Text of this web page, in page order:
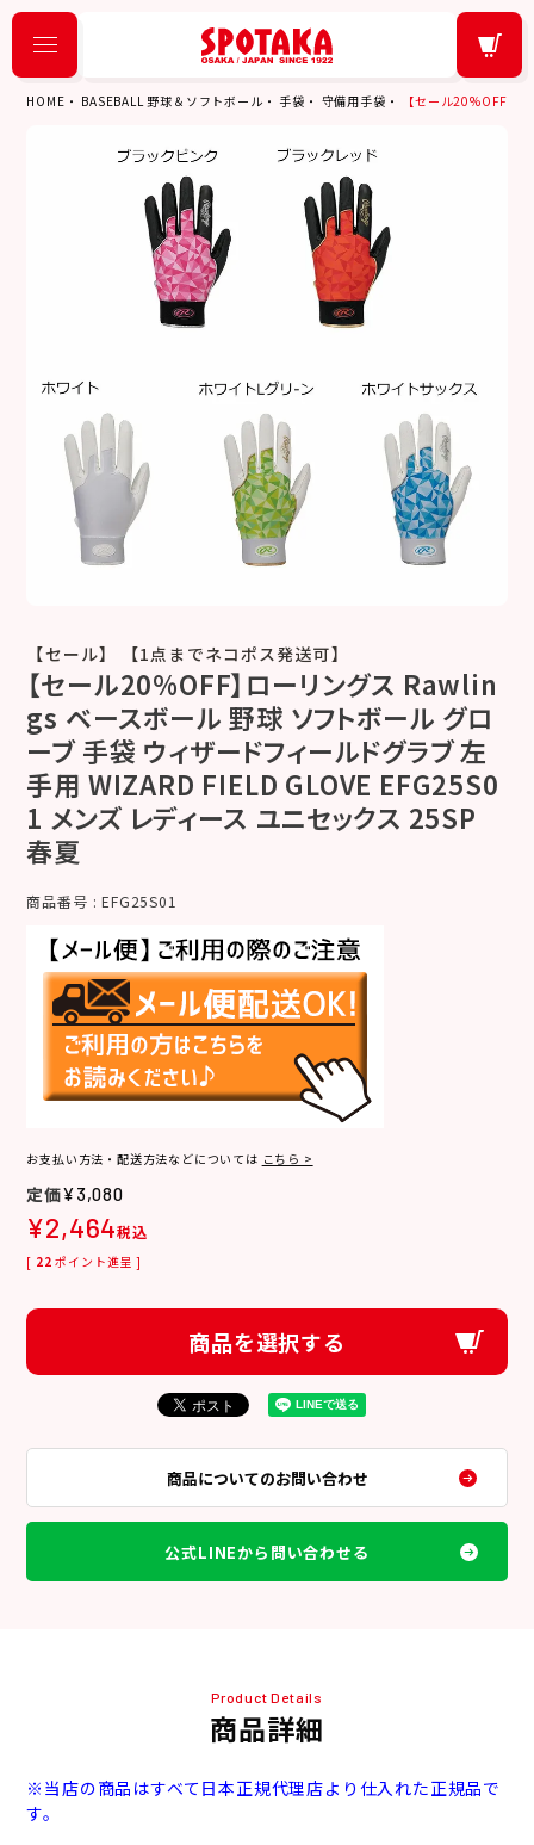
HOME BASEBALL 野球＆ソフトボール 手袋 守備用手袋 【セール20%OFF】
【セール】 【1点までネコポス発送可】
【セール20%OFF】ローリングス Rawlin
gs ベースボール 野球 ソフトボール グロ
ーブ 手袋 ウィザードフィールドグラブ 左
手用 WIZARD FIELD GLOVE EFG25S0
1 メンズ レディース ユニセックス 25SP
春夏
商品番号 EFG25S01
お支払い方法・配送方法などについては こちら >
¥3,080
¥2,464税込
[ 22 ポイント進呈 ]
商品を選択する
商品についてのお問い合わせ
公式LINEから問い合わせる
Product Details
商品詳細
※当店の商品はすべて日本正規代理店より仕入れた正規品で
す。